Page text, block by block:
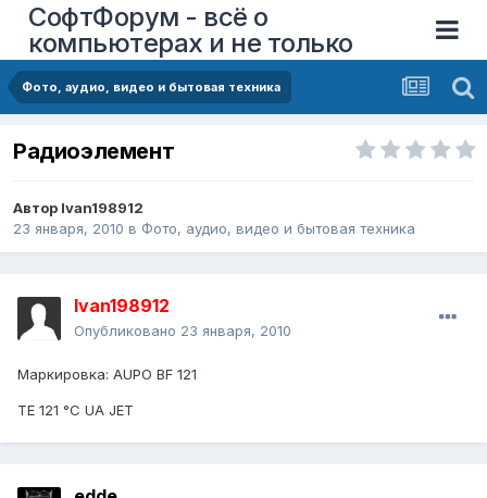
СофтФорум - всё о
компьютерах и не только
Фото, аудио, видео и бытовая техника
Радиоэлемент
Автор Ivan198912
23 января, 2010 в Фото, аудио, видео и бытовая техника
Ivan198912
Опубликовано 23 января, 2010
Маркировка: AUPO BF 121
TE 121 °C UA JET